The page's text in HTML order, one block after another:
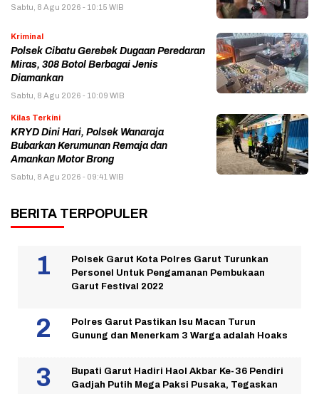
Sabtu, 8 Agu 2026 - 10:15 WIB
Kriminal
Polsek Cibatu Gerebek Dugaan Peredaran
Miras, 308 Botol Berbagai Jenis
Diamankan
Sabtu, 8 Agu 2026 - 10:09 WIB
Kilas Terkini
KRYD Dini Hari, Polsek Wanaraja
Bubarkan Kerumunan Remaja dan
Amankan Motor Brong
Sabtu, 8 Agu 2026 - 09:41 WIB
BERITA TERPOPULER
Polsek Garut Kota Polres Garut Turunkan
Personel Untuk Pengamanan Pembukaan
Garut Festival 2022
Polres Garut Pastikan Isu Macan Turun
Gunung dan Menerkam 3 Warga adalah Hoaks
Bupati Garut Hadiri Haol Akbar Ke-36 Pendiri
Gadjah Putih Mega Paksi Pusaka, Tegaskan